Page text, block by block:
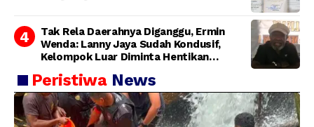
Tak Rela Daerahnya Diganggu, Ermin
Wenda: Lanny Jaya Sudah Kondusif,
Kelompok Luar Diminta Hentikan
Peristiwa News